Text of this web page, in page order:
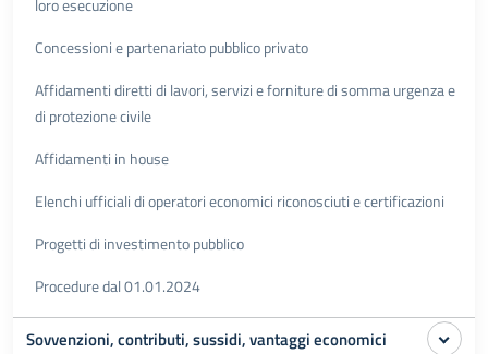
loro esecuzione
Concessioni e partenariato pubblico privato
Affidamenti diretti di lavori, servizi e forniture di somma urgenza e
di protezione civile
Affidamenti in house
Elenchi ufficiali di operatori economici riconosciuti e certificazioni
Progetti di investimento pubblico
Procedure dal 01.01.2024
Sovvenzioni, contributi, sussidi, vantaggi economici